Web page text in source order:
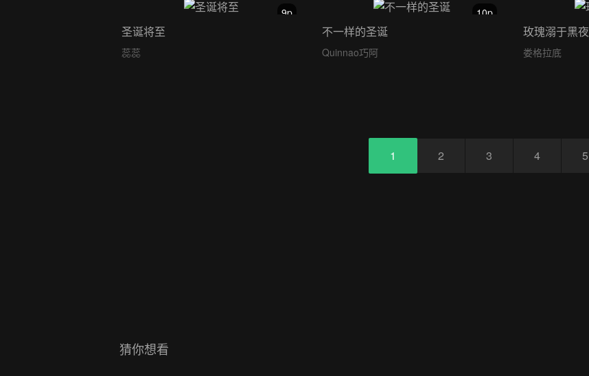
9p
圣诞将至
蕊蕊
10p
不一样的圣诞
Quinnao巧阿
玫瑰溺于黑夜
娄格拉底
1 2 3 4 5
猜你想看